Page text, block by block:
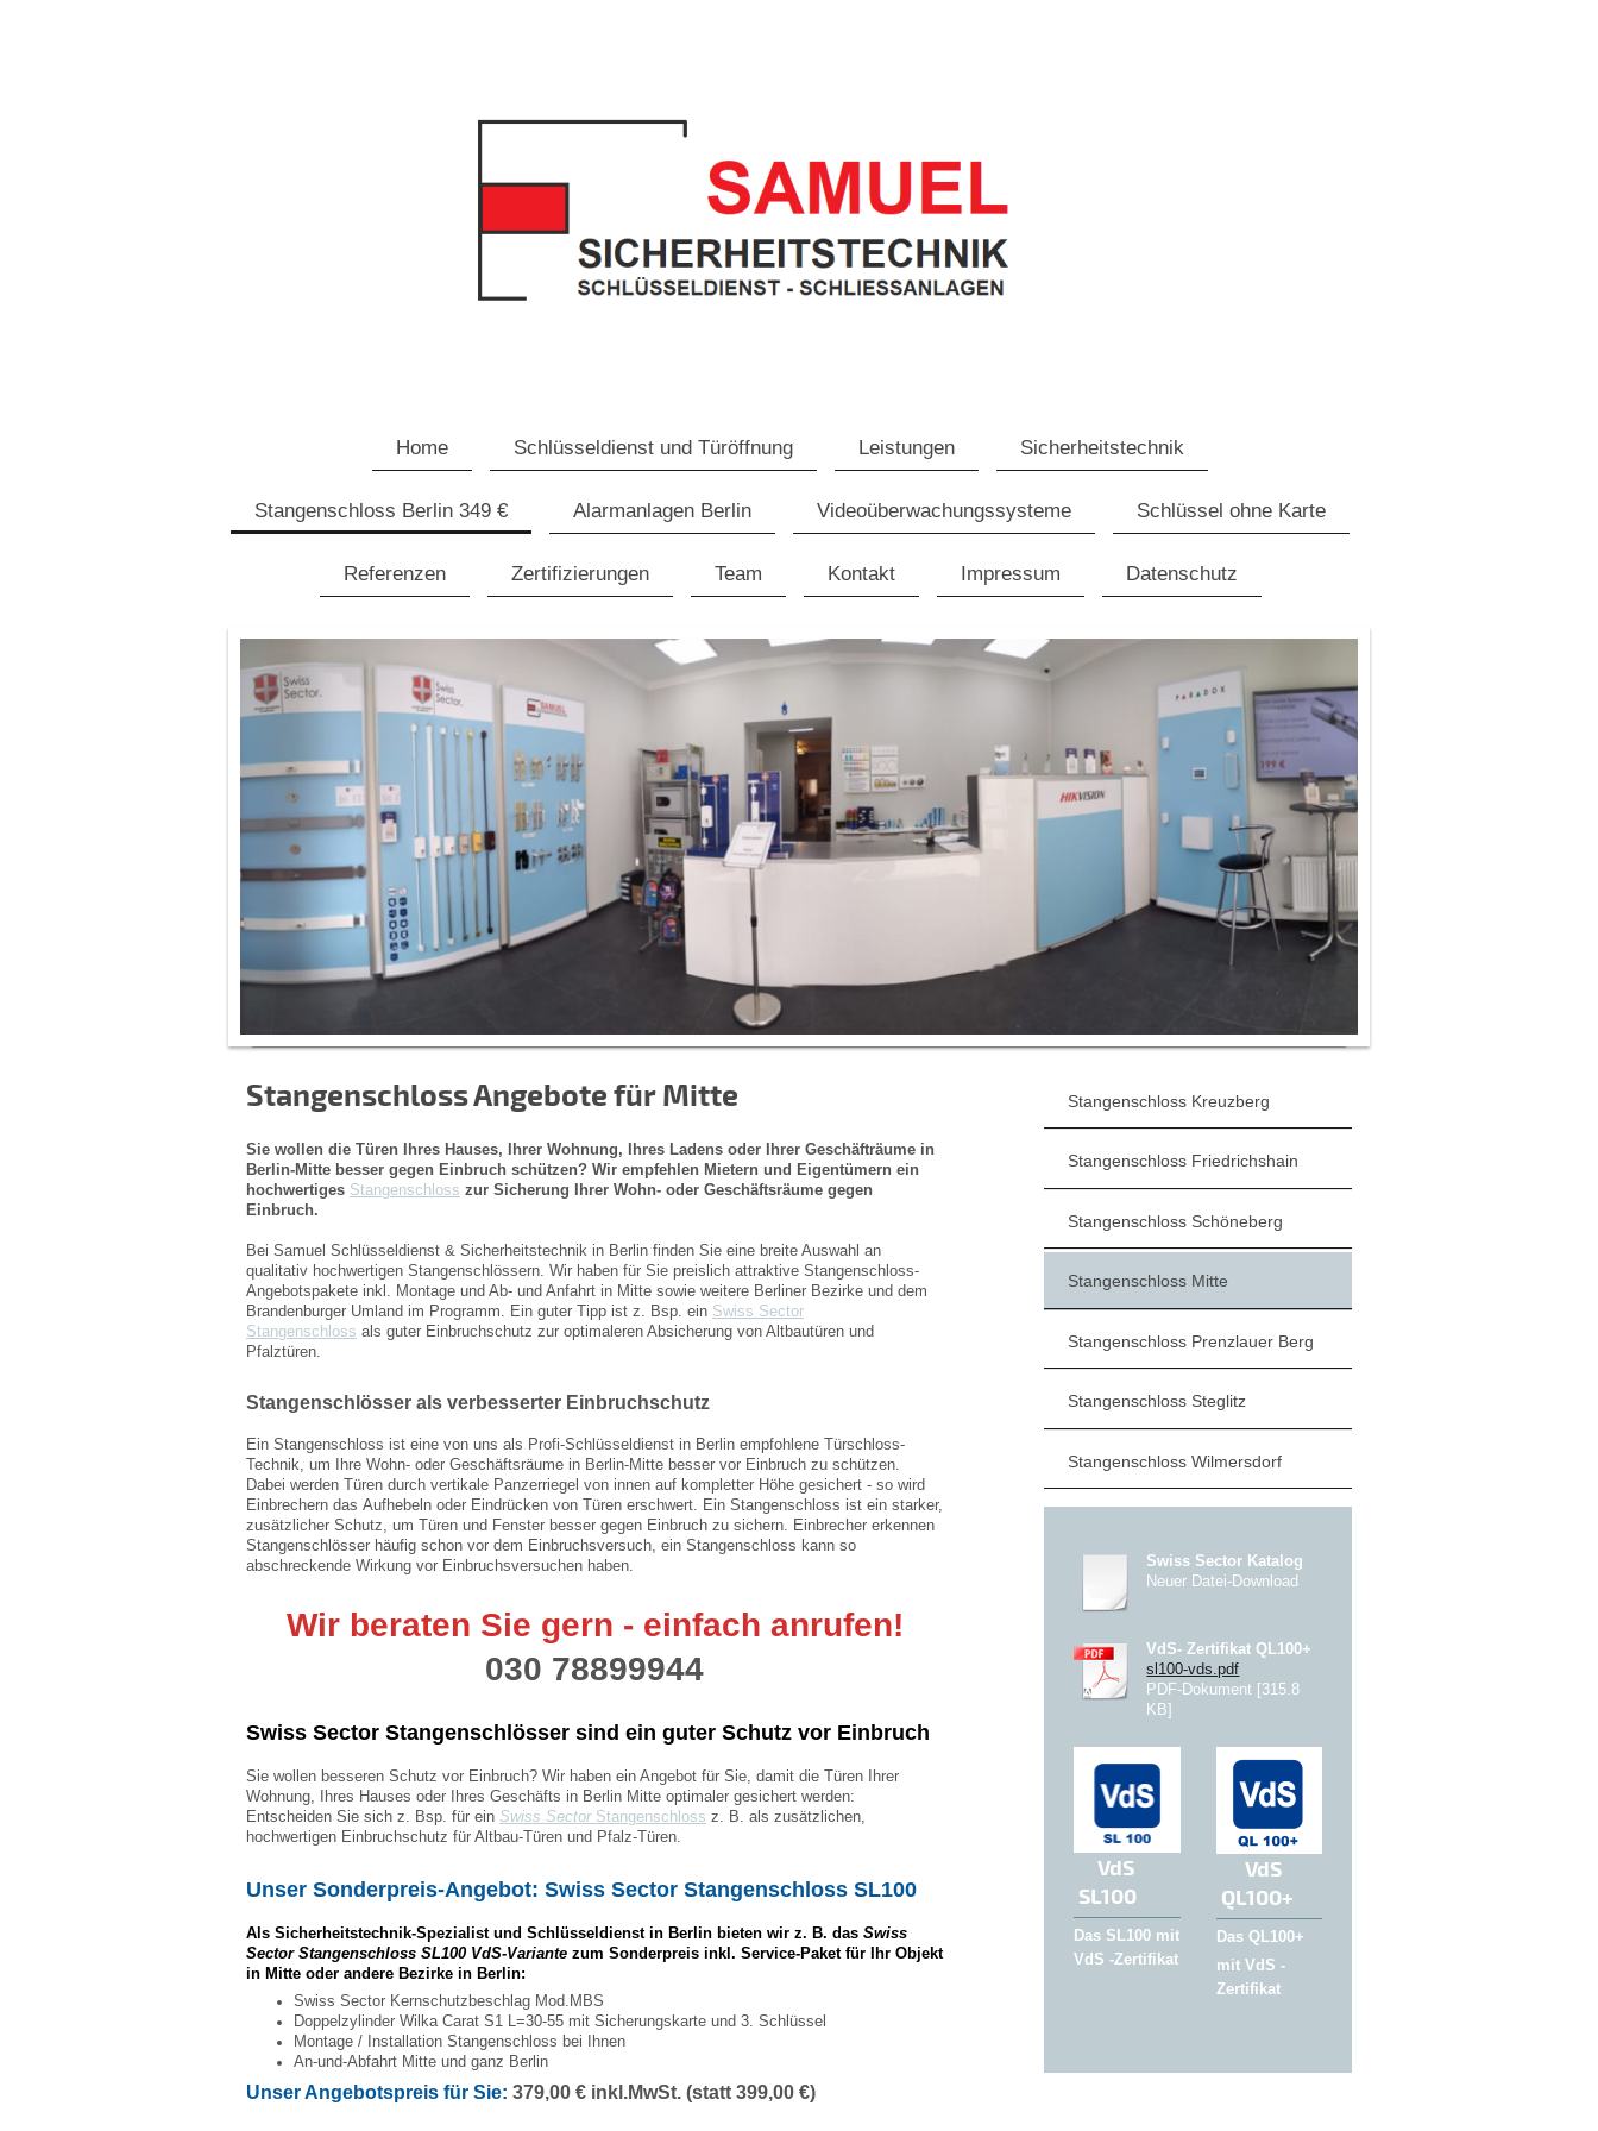
Home Schlüsseldienst und Türöffnung Leistungen Sicherheitstechnik
Stangenschloss Berlin 349 € Alarmanlagen Berlin Videoüberwachungssysteme Schlüssel ohne Karte
Referenzen Zertifizierungen Team Kontakt Impressum Datenschutz
Stangenschloss Angebote für Mitte
Sie wollen die Türen Ihres Hauses, Ihrer Wohnung, Ihres Ladens oder Ihrer Geschäfträume in
Berlin-Mitte besser gegen Einbruch schützen? Wir empfehlen Mietern und Eigentümern ein
hochwertiges Stangenschloss zur Sicherung Ihrer Wohn- oder Geschäftsräume gegen
Einbruch.
Bei Samuel Schlüsseldienst & Sicherheitstechnik in Berlin finden Sie eine breite Auswahl an
qualitativ hochwertigen Stangenschlössern. Wir haben für Sie preislich attraktive Stangenschloss-
Angebotspakete inkl. Montage und Ab- und Anfahrt in Mitte sowie weitere Berliner Bezirke und dem
Brandenburger Umland im Programm. Ein guter Tipp ist z. Bsp. ein Swiss Sector
Stangenschloss als guter Einbruchschutz zur optimaleren Absicherung von Altbautüren und
Pfalztüren.
Stangenschlösser als verbesserter Einbruchschutz
Ein Stangenschloss ist eine von uns als Profi-Schlüsseldienst in Berlin empfohlene Türschloss-
Technik, um Ihre Wohn- oder Geschäftsräume in Berlin-Mitte besser vor Einbruch zu schützen.
Dabei werden Türen durch vertikale Panzerriegel von innen auf kompletter Höhe gesichert - so wird
Einbrechern das Aufhebeln oder Eindrücken von Türen erschwert. Ein Stangenschloss ist ein starker,
zusätzlicher Schutz, um Türen und Fenster besser gegen Einbruch zu sichern. Einbrecher erkennen
Stangenschlösser häufig schon vor dem Einbruchsversuch, ein Stangenschloss kann so
abschreckende Wirkung vor Einbruchsversuchen haben.
Wir beraten Sie gern - einfach anrufen!
030 78899944
Swiss Sector Stangenschlösser sind ein guter Schutz vor Einbruch
Sie wollen besseren Schutz vor Einbruch? Wir haben ein Angebot für Sie, damit die Türen Ihrer
Wohnung, Ihres Hauses oder Ihres Geschäfts in Berlin Mitte optimaler gesichert werden:
Entscheiden Sie sich z. Bsp. für ein Swiss SectorStangenschloss z. B. als zusätzlichen,
hochwertigen Einbruchschutz für Altbau-Türen und Pfalz-Türen.
Unser Sonderpreis-Angebot: Swiss Sector Stangenschloss SL100
Als Sicherheitstechnik-Spezialist und Schlüsseldienst in Berlin bieten wir z. B. das Swiss
Sector Stangenschloss SL100 VdS-Variante zum Sonderpreis inkl. Service-Paket für Ihr Objekt
in Mitte oder andere Bezirke in Berlin:
Swiss Sector Kernschutzbeschlag Mod.MBS
Doppelzylinder Wilka Carat S1 L=30-55 mit Sicherungskarte und 3. Schlüssel
Montage / Installation Stangenschloss bei Ihnen
An-und-Abfahrt Mitte und ganz Berlin
Unser Angebotspreis für Sie: 379,00 € inkl.MwSt. (statt 399,00 €)
Stangenschloss Kreuzberg
Stangenschloss Friedrichshain
Stangenschloss Schöneberg
Stangenschloss Mitte
Stangenschloss Prenzlauer Berg
Stangenschloss Steglitz
Stangenschloss Wilmersdorf
Swiss Sector Katalog
Neuer Datei-Download
VdS- Zertifikat QL100+
sl100-vds.pdf
PDF-Dokument [315.8
KB]
VdS
SL100
Das SL100 mit
VdS -Zertifikat
VdS
QL100+
Das QL100+
mit VdS -
Zertifikat